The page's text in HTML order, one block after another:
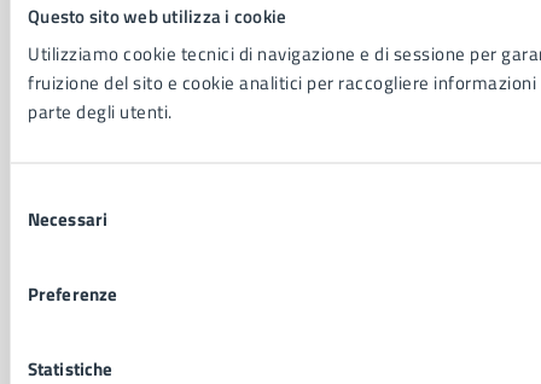
Questo sito web utilizza i cookie
Utilizziamo cookie tecnici di navigazione e di sessione per
fruizione del sito e cookie analitici per raccogliere
parte degli utenti.
delNecessari
Preferenze
Statistiche
NOVITÀ
Notizie
Avvisi
Comunicati stampa del Consiglio Comunale
VIVERE IL COMUNE
Eventi